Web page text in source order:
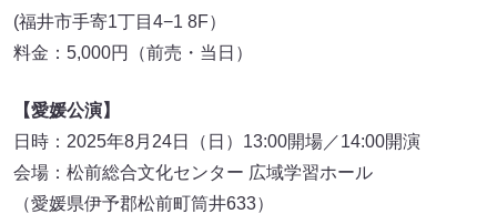
(福井市手寄1丁目4−1 8F）
料金：5,000円（前売・当日）
【愛媛公演】
日時：2025年8月24日（日）13:00開場／14:00開演
会場：松前総合文化センター 広域学習ホール
（愛媛県伊予郡松前町筒井633）